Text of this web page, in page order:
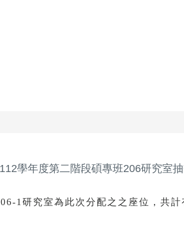
112學年度第二階段碩專班206研究室
1研究室為此次分配之之座位，共